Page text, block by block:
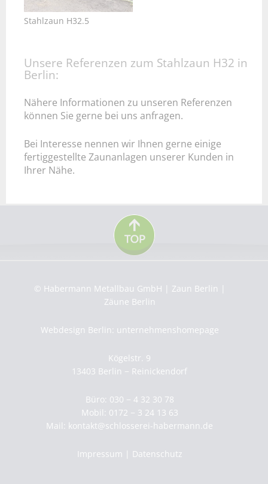
Stahlzaun H32.5
Unsere Referenzen zum Stahlzaun H32 in
Berlin:
Nähere Informationen zu unseren Referenzen
können Sie gerne bei uns anfragen.
Bei Interesse nennen wir Ihnen gerne einige
fertiggestellte Zaunanlagen unserer Kunden in
Ihrer Nähe.
© Habermann Metallbau GmbH | Zaun Berlin |
Zäune Berlin
Webdesign Berlin: unternehmenshomepage
Kögelstr. 9
13403 Berlin − Reinickendorf
Büro: 030 − 4 32 30 78
Mobil: 0172 − 3 24 13 63
Mail: kontakt@schlosserei-habermann.de
Impressum Datenschutz